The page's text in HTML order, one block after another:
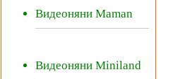
Видеоняни Maman
Видеоняни Miniland